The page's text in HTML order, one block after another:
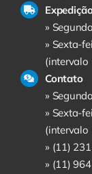
»
» Sexta-
(intervalo
Contato
»
» Sexta-
(intervalo
» (11)
» (11)